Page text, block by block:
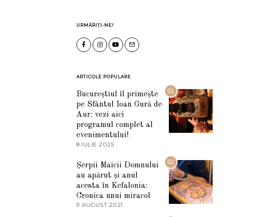
URMĂRIȚI-NE!
ARTICOLE POPULARE
01
Bucureștiul îl primește
pe Sfântul Ioan Gură de
Aur: vezi aici
programul complet al
evenimentului!
8 IULIE 2025
U
L
I
2
0
02
Șerpii Maicii Domnului
au apărut și anul
acesta în Kefalonia:
Cronica unui miracol
9 AUGUST 2021